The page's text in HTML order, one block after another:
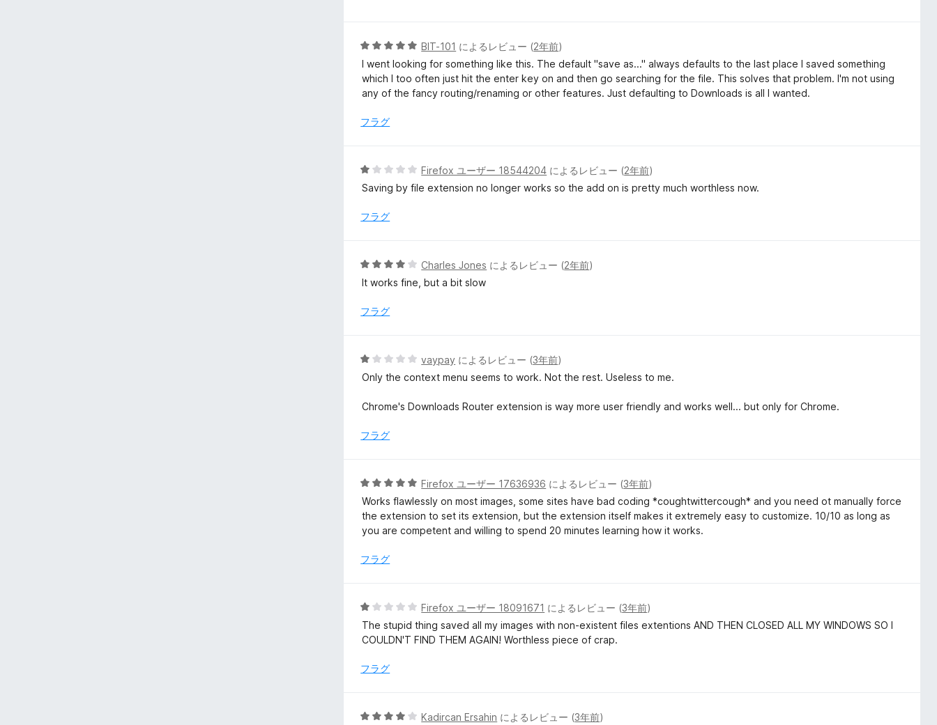
5
評
価
5
段
階
中
の
BIT-101 によるレビュー (2年前)
I went looking for something like this. The default "save as..." always defaults to the last place I saved something
which I too often just hit the enter key on and then go searching for the file. This solves that problem. I'm not using
any of the fancy routing/renaming or other features. Just defaulting to Downloads is all I wanted.
フラグ
5
段
中
評
価
Firefox ユーザー 18544204 によるレビュー (2年前)
Saving by file extension no longer works so the add on is pretty much worthless now.
フラグ
5
段
中
評
価
Charles Jones によるレビュー (2年前)
It works fine, but a bit slow
フラグ
5
段
中
の
vaypay によるレビュー (3年前)
Only the context menu seems to work. Not the rest. Useless to me.
Chrome's Downloads Router extension is way more user friendly and works well... but only for Chrome.
フラグ
5
段
階
中
の
Firefox ユーザー 17636936 によるレビュー (3年前)
Works flawlessly on most images, some sites have bad coding *coughtwittercough* and you need ot manually force
the extension to set its extension, but the extension itself makes it extremely easy to customize. 10/10 as long as
you are competent and willing to spend 20 minutes learning how it works.
フラグ
5
段
階
1
価
Firefox ユーザー 18091671 によるレビュー (3年前)
The stupid thing saved all my images with non-existent files extentions AND THEN CLOSED ALL MY WINDOWS SO I
COULDN'T FIND THEM AGAIN! Worthless piece of crap.
フラグ
5
Kadircan Ersahin によるレビュー (3年前)